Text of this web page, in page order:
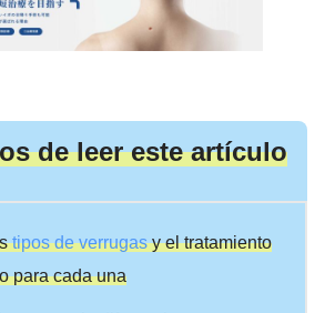
de leer este artículo
tipos de verrugasy el tratamiento
para cada una